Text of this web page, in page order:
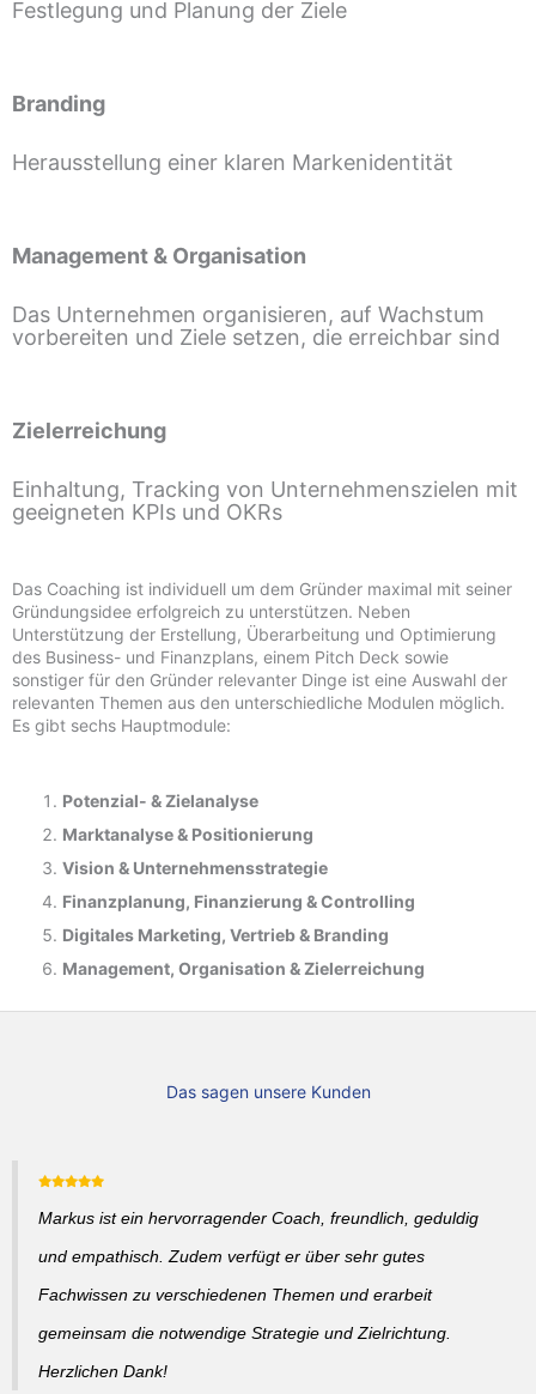
Festlegung und Planung der Ziele
Branding
Herausstellung einer klaren Markenidentität
Management & Organisation
Das Unternehmen organisieren, auf Wachstum
vorbereiten und Ziele setzen, die erreichbar sind
Zielerreichung
Einhaltung, Tracking von Unternehmenszielen mit
geeigneten KPIs und OKRs
Das Coaching ist individuell um dem Gründer maximal mit seiner
Gründungsidee erfolgreich zu unterstützen. Neben
Unterstützung der Erstellung, Überarbeitung und Optimierung
des Business- und Finanzplans, einem Pitch Deck sowie
sonstiger für den Gründer relevanter Dinge ist eine Auswahl der
relevanten Themen aus den unterschiedliche Modulen möglich.
Es gibt sechs Hauptmodule:
Potenzial- &Zielanalyse
Marktanalyse & Positionierung
Vision & Unternehmensstrategie
Finanzplanung, Finanzierung & Controlling
Digitales Marketing, Vertrieb & Branding
Management, Organisation & Zielerreichung
Das sagen unsere Kunden
Markus ist ein hervorragender Coach, freundlich, geduldig
und empathisch. Zudem verfügt er über sehr gutes
Fachwissen zu verschiedenen Themen und erarbeit
gemeinsam die notwendige Strategie und Zielrichtung.
Herzlichen Dank!